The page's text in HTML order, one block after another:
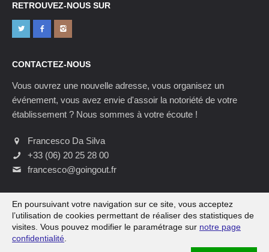
En poursuivant votre navigation sur ce site, vous acceptez
l’utilisation de cookies permettant de réaliser des statistiques de
visites. Vous pouvez modifier le paramétrage sur notre page
confidentialité
RETROUVEZ-NOUS SUR
CONTACTEZ-NOUS
Vous ouvrez une nouvelle adresse, vous organisez un
événement, vous avez envie d'assoir la notoriété de votre
établissement ? Nous sommes à votre écoute !
Francesco Da Silva
+33 (06) 20 25 28 00
francesco@goingout.fr
Mentions légales